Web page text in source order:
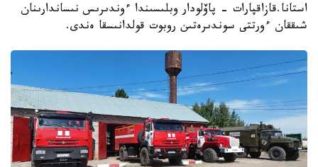
استانا.قازاقپارات - پاۆلودار وبلىسىندا ءوندىرىس نىساندارىنان
شىققان ءورتتى سوندىرەتىن روبوت قولدانىسقا ەندى.